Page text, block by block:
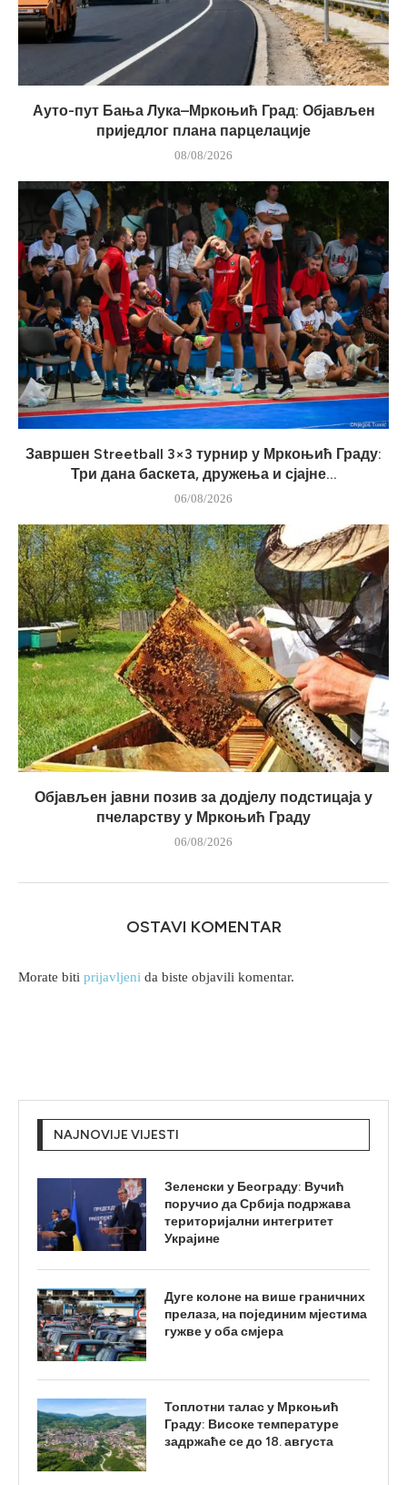
Ауто-пут Бања Лука–Мркоњић Град: Објављен
приједлог плана парцелације
08/08/2026
Завршен Streetball 3×3 турнир у Мркоњић Граду:
Три дана баскета, дружења и сјајне...
06/08/2026
Објављен јавни позив за додјелу подстицаја у
пчеларству у Мркоњић Граду
06/08/2026
OSTAVI KOMENTAR
Morate biti prijavljeni da biste objavili komentar.
NAJNOVIJE VIJESTI
Зеленски у Београду: Вучић
поручио да Србија подржава
територијални интегритет
Украјине
Дуге колоне на више граничних
прелаза, на појединим мјестима
гужве у оба смјера
Топлотни талас у Мркоњић
Граду: Високе температуре
задржаће се до 18. августа